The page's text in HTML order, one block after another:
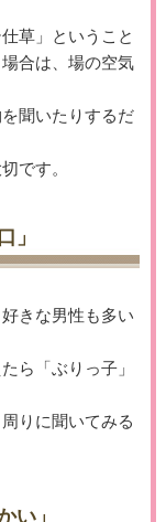
草」ということ
合は、場の空気
聞いたりするだ
です。
」
きな男性も多い
ら「ぶりっ子」
りに聞いてみる
い」